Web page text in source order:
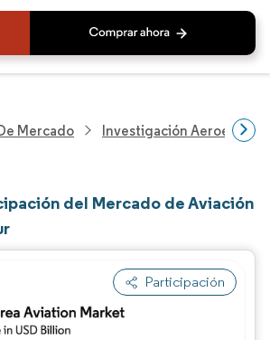
Mercado Investigación
del Mercado de Aviación
Participación